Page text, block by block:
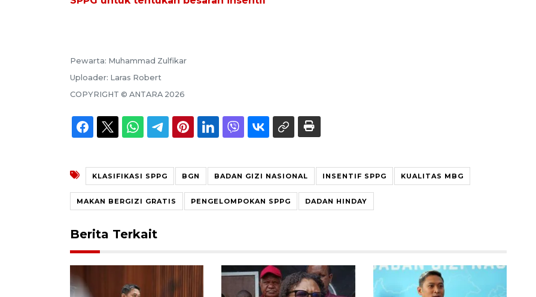
Pewarta: Muhammad Zulfikar
Uploader: Laras Robert
COPYRIGHT © ANTARA 2026
KLASIFIKASI SPPG BGN BADAN GIZI NASIONAL INSENTIF SPPG KUALITAS MBG
MAKAN BERGIZI GRATIS PENGELOMPOKAN SPPG DADAN HINDAY
Berita Terkait